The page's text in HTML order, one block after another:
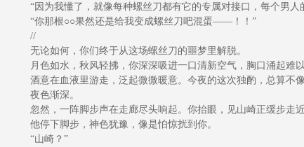
“因为我懂了，就像每种螺丝刀都有它的专属对接口，每个男
“你那根○○果然还是给我变成螺丝刀吧混蛋——！！”
//
无论如何，你们终于从这场螺丝刀的噩梦里解脱。
月色如水，秋风轻拂，你深深吸进一口清新空气，胸口涌起难以
酒意在血液里游走，泛起微微暖意。今夜的这次独酌，总算不
夜色渐深。
忽然，一阵脚步声在走廊尽头响起。你抬眼，见山崎正缓步走近
他停下脚步，神色犹豫，像是怕惊扰到你。
“山崎？”